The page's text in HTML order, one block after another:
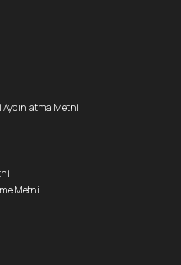
Aydınlatma Metni
Metni